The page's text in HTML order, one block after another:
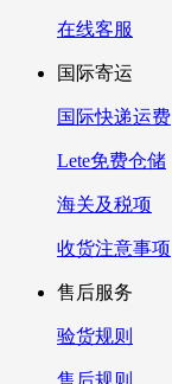
在线客服
国际寄运
国际快递运费
Lete免费仓储
海关及税项
收货注意事项
售后服务
验货规则